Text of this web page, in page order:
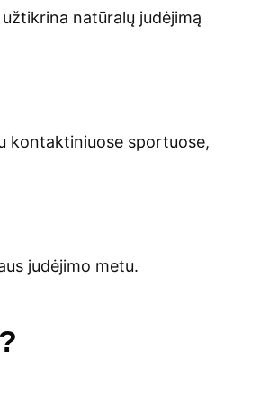
natūralų judėjimą
kontaktiniuose sportuose,
judėjimo metu.